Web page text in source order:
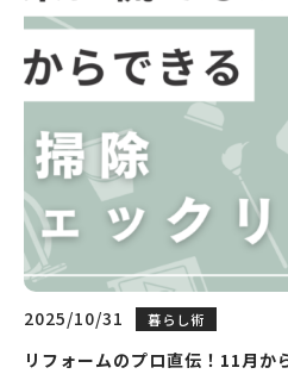
2025/10/31 暮らし術
リフォームのプロ直伝！11月か